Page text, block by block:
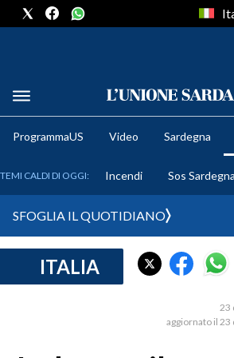
METEO
CRONACA SARDEGNA
ProgrammaUS Video Sardegna
TEMI CALDI DI OGGI: Incendi Sos Sardegna
SFOGLIA IL QUOTIDIANO
ITALIA
23
aggiornato il